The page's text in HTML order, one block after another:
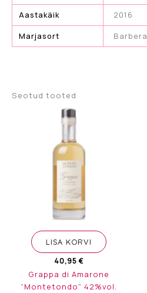
Aastakäik
2016
Marjasort
Barbera
Seotud tooted
LISA KORVI
40,95 €
Grappa di Amarone
“Montetondo” 42%vol.